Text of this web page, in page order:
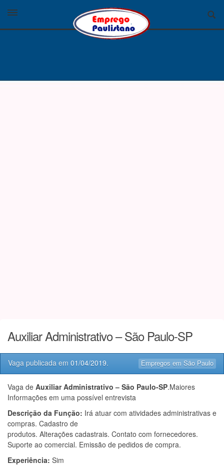
Auxiliar Administrativo – São Paulo-SP
Empregos em São Paulo
Vaga publicada em 01/04/2019.
Vaga de Auxiliar Administrativo – São Paulo-SP.Maiores
Informações em uma possível entrevista
Descrição da Função: Irá atuar com atividades administrativas e
compras. Cadastro de
produtos. Alterações cadastrais. Contato com fornecedores.
Suporte ao comercial. Emissão de pedidos de compra.
Experiência: Sim